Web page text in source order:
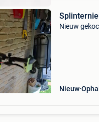
Nieuw
Nieuw